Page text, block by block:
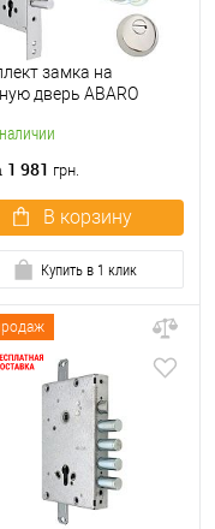
замка на
дверь ABARO
B100,
1 981 грн.
В корзину
Купить в 1 клик